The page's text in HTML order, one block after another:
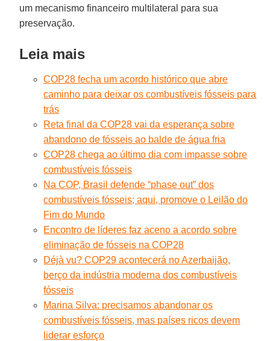
um mecanismo financeiro multilateral para sua
preservação.
Leia mais
COP28 fecha um acordo histórico que abre
caminho para deixar os combustíveis fósseis para
trás
Reta final da COP28 vai da esperança sobre
abandono de fósseis ao balde de água fria
COP28 chega ao último dia com impasse sobre
combustíveis fósseis
Na COP, Brasil defende “phase out” dos
combustíveis fósseis; aqui, promove o Leilão do
Fim do Mundo
Encontro de líderes faz aceno a acordo sobre
eliminação de fósseis na COP28
Déjà vu? COP29 acontecerá no Azerbaijão,
berço da indústria moderna dos combustíveis
fósseis
Marina Silva: precisamos abandonar os
combustíveis fósseis, mas países ricos devem
liderar esforço